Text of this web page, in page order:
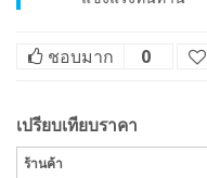
ชอบมาก 0
เปรียบเทียบราคา